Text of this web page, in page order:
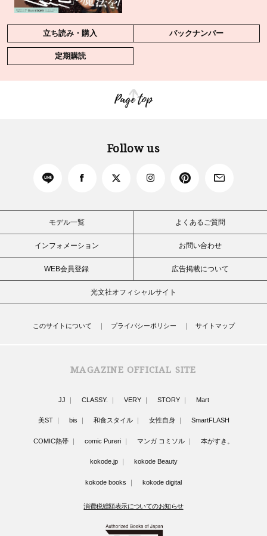
立ち読み・購入 バックナンバー
定期購読
Page top
Follow us
モデル一覧 よくあるご質問
インフォメーション お問い合わせ
WEB会員登録 広告掲載について
光文社オフィシャルサイト
このサイトについて プライバシーポリシー サイトマップ
MAGAZINE OFFICIAL SITE
JJ CLASSY. VERY STORY Mart
美ST bis 和食スタイル 女性自身 SmartFLASH
COMIC熱帯 comic Pureri マンガ コミソル 本がすき。
kokode.jp kokode Beauty
kokode books kokode digital
消費税総額表示についてのお知らせ